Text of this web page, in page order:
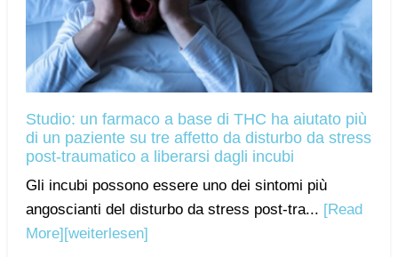
Studio: un farmaco a base di THC ha aiutato più
di un paziente su tre affetto da disturbo da stress
post-traumatico a liberarsi dagli incubi
Gli incubi possono essere uno dei sintomi più
angoscianti del disturbo da stress post-tra... [Read
More] [weiterlesen]